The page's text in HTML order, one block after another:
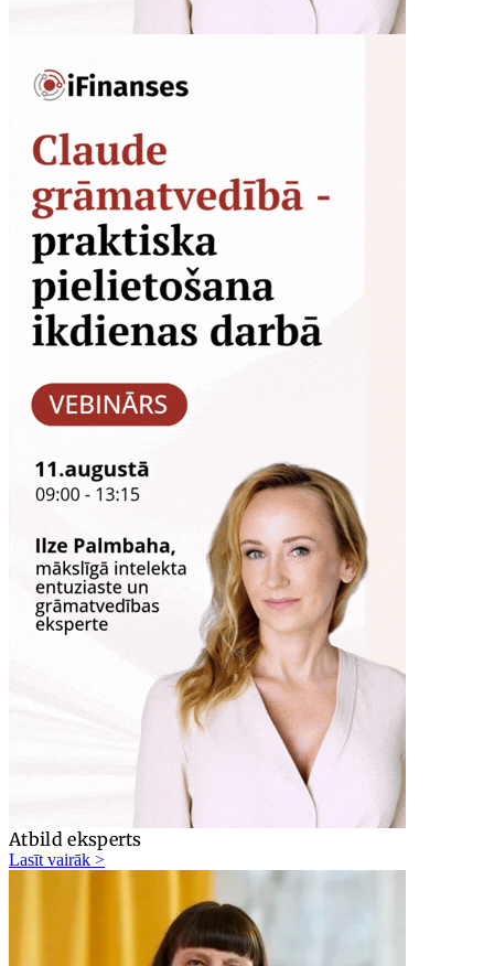
Atbild eksperts
Lasīt vairāk >